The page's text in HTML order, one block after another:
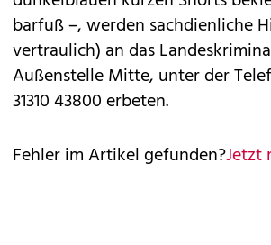
barfuß –, werden sachdienliche
vertraulich) an das
Außenstelle Mitte, unter der
31310 43800 erbeten.
Fehler im Artikel gefunden?Jetzt